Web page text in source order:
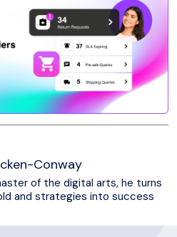
Conway
of the digital arts, he turns
and strategies into success